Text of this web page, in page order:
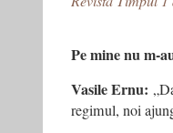
Pe mine nu
Vasile Ernu:
regimul, noi